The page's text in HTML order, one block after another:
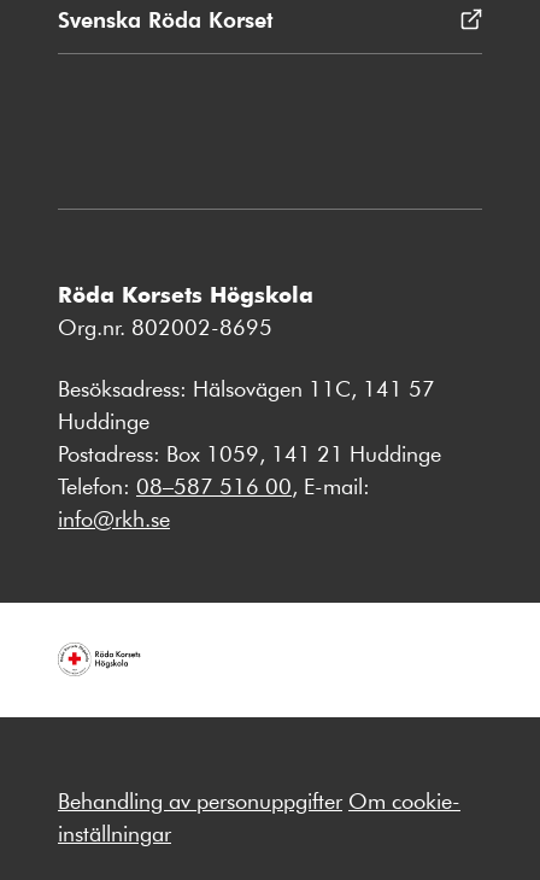
Svenska Röda Korset
i
Röda Korsets Högskola
Org.nr. 802002-8695
Besöksadress: Hälsovägen 11C, 141 57
Huddinge
Postadress: Box 1059, 141 21 Huddinge
Telefon: 08–587 516 00, E-mail:
info@rkh.se
Behandling av personuppgifter Om cookie-
inställningar